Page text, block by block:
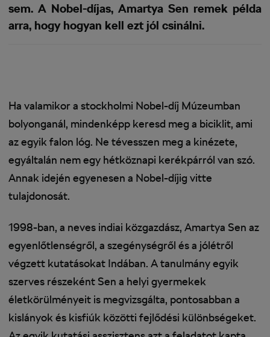
sem. A Nobel-díjas, Amartya Sen remek példa
arra, hogy hogyan kell ezt jól csinálni.
Ha valamikor a stockholmi Nobel-díj Múzeumban
bolyonganál, mindenképp keresd meg a biciklit, ami
az egyik falon lóg. Ne tévesszen meg a kinézete,
egyáltalán nem egy hétköznapi kerékpárról van szó.
Annak idején egyenesen a Nobel-díjig vitte
tulajdonosát.
1998-ban, a neves indiai közgazdász, Amartya Sen az
egyenlőtlenségről, a szegénységről és a jólétről
végzett kutatásokat Indában. A tanulmány egyik
szerves részeként Sen a helyi gyermekek
életkörülményeit is megvizsgálta, pontosabban a
kislányok és kisfiúk közötti fejlődési különbségeket.